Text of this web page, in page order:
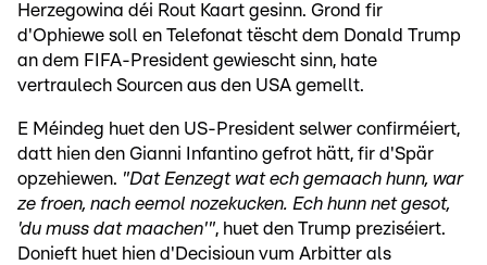
Herzegowina déi Rout Kaart gesinn. Grond fir
d'Ophiewe soll en Telefonat tëscht dem Donald Trump
an dem FIFA-President gewiescht sinn, hate
vertraulech Sourcen aus den USA gemellt.
E Méindeg huet den US-President selwer confirméiert,
datt hien den Gianni Infantino gefrot hätt, fir d'Spär
opzehiewen. "Dat Eenzegt wat ech gemaach hunn, war
ze froen, nach eemol nozekucken. Ech hunn net gesot,
'du muss dat maachen'", huet den Trump preziséiert.
Donieft huet hien d'Decisioun vum Arbitter als